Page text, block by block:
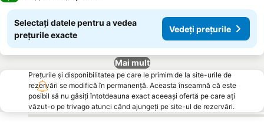
Selectați datele pentru a vedea
prețurile exacte
Vedeți prețurile
Mai mult
Prețurile și disponibilitatea pe care le primim de la site-urile de
rezervări se modifică în permanență. Aceasta înseamnă că este
posibil să nu găsiți întotdeauna exact aceeași ofertă pe care ați
văzut-o pe trivago atunci când ajungeți pe site-ul de rezervări.